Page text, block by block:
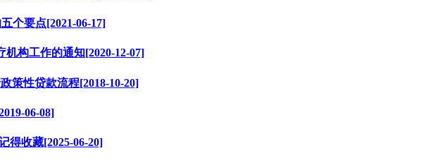
个要点[2021-06-17]
构工作的通知[2020-12-07]
策性贷款流程[2018-10-20]
06-08]
得收藏[2025-06-20]